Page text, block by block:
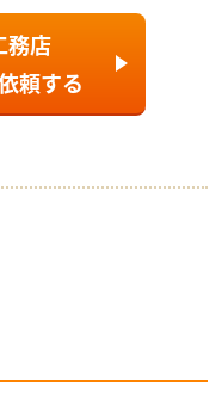
務店
頼する